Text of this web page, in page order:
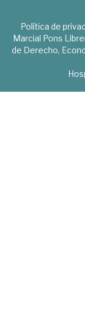
Política de
Marcial Pons
de Derecho,